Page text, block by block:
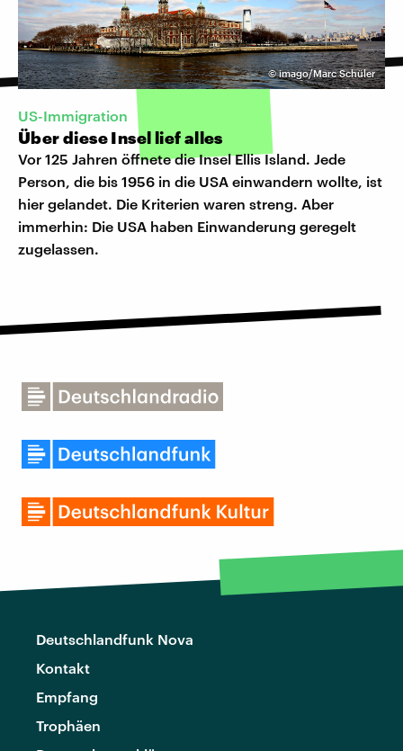
©imago/Marc Schüler
US-Immigration
Über diese Insel lief alles
Vor 125 Jahren öffnete die Insel Ellis Island. Jede
Person, die bis 1956 in die USA einwandern wollte, ist
hier gelandet. Die Kriterien waren streng. Aber
immerhin: Die USA haben Einwanderung geregelt
zugelassen.
Deutschlandfunk Nova
Kontakt
Empfang
Trophäen